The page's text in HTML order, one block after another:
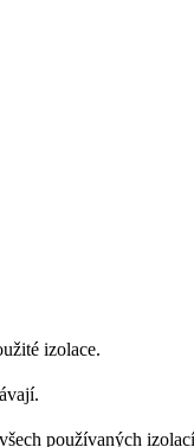
izolace.
používaných